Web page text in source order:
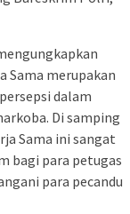
Sama merupakan
dalam
Di samping
Sama ini sangat
bagi para petugas
para pecandu